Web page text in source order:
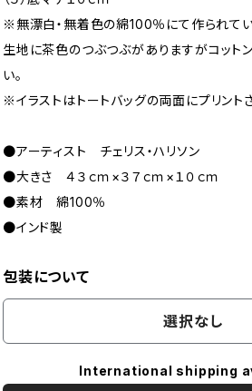
※無漂白・無着色の綿100％にて作られてい
生地に茶色のつぶつぶがありますがコット
い。
※イラストはトートバッグの両面にプリント
●アーティスト チェリス・ハリソン
●大きさ ４３ｃｍ×３７ｃｍ×１０ｃｍ
●素材 綿100％
●インド製
包装について
選択なし
International shipping